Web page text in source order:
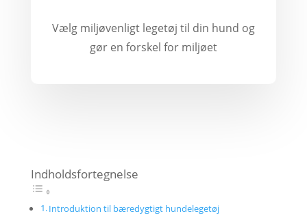
Vælg miljøvenligt legetøj til din hund og
gør en forskel for miljøet
Indholdsfortegnelse
Introduktion til bæredygtigt hundelegetøj